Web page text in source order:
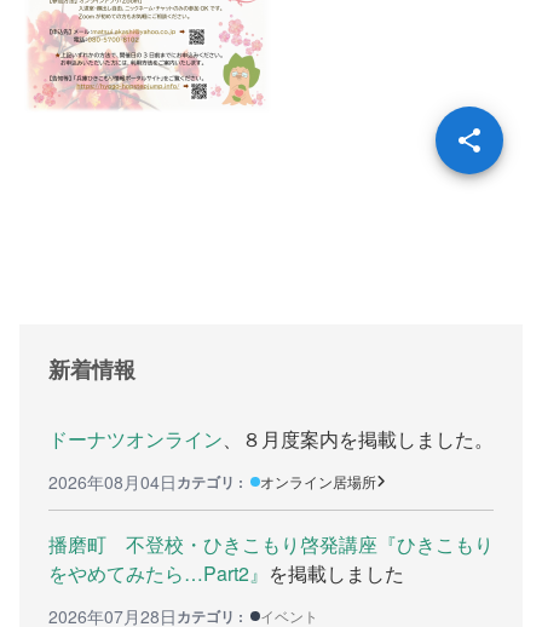
オンライン居場所
支援をする上でのヒント
メディア掲載
相談したい方へ
兵庫県ひきこもり総合支援センター
女性のための悩み相談
カウンセリング機関
新着情報
ドーナツオンライン、８月度案内を掲載しました。
2026年08月04日カテゴリ : オンライン居場所
播磨町 不登校・ひきこもり啓発講座『ひきこもり
をやめてみたら…Part2』 を掲載しました
2026年07月28日カテゴリ : イベント